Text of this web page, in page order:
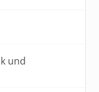
und